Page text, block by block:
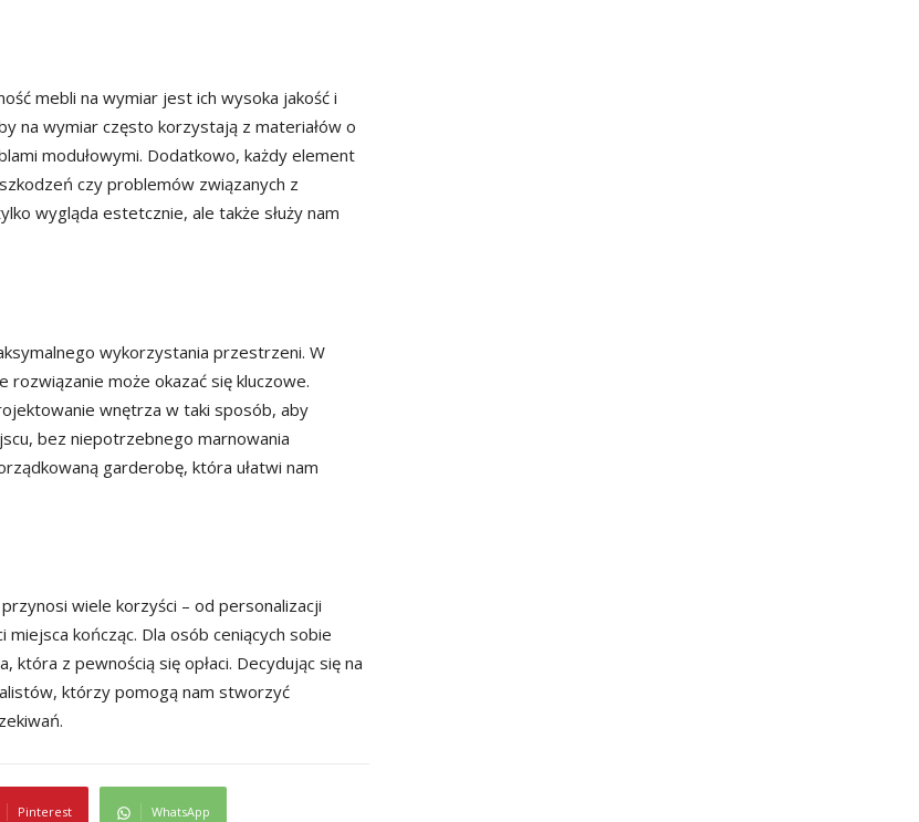
mebli na wymiar jest ich wysoka jakość i
na wymiar często korzystają z materiałów o
modułowymi. Dodatkowo, każdy element
czy problemów związanych z
wygląda estetcznie, ale także służy nam
wykorzystania przestrzeni. W
rozwiązanie może okazać się kluczowe.
wnętrza w taki sposób, aby
bez niepotrzebnego marnowania
garderobę, która ułatwi nam
wiele korzyści – od personalizacji
kończąc. Dla osób ceniących sobie
z pewnością się opłaci. Decydując się na
którzy pomogą nam stworzyć
Pinterest WhatsApp